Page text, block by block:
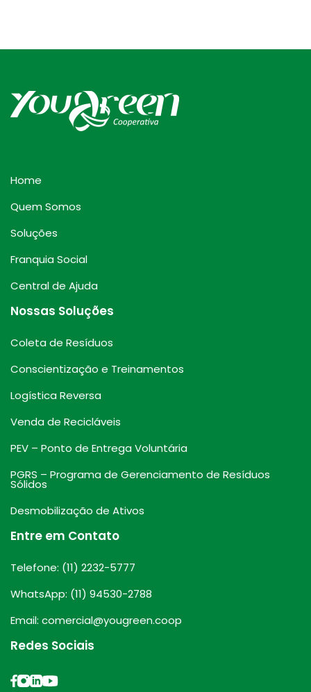
Home
Quem Somos
Soluções
Franquia Social
Central de Ajuda
Nossas Soluções
Coleta de Resíduos
Conscientização e Treinamentos
Logística Reversa
Venda de Recicláveis
PEV – Ponto de Entrega Voluntária
PGRS – Programa de Gerenciamento de Resíduos
Sólidos
Desmobilização de Ativos
Entre em Contato
Telefone: (11) 2232-5777
WhatsApp: (11) 94530-2788
Email: comercial@yougreen.coop
Redes Sociais